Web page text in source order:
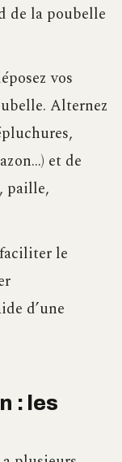
de la poubelle
vos
Alternez
et de
paille,
le
d’une
: les